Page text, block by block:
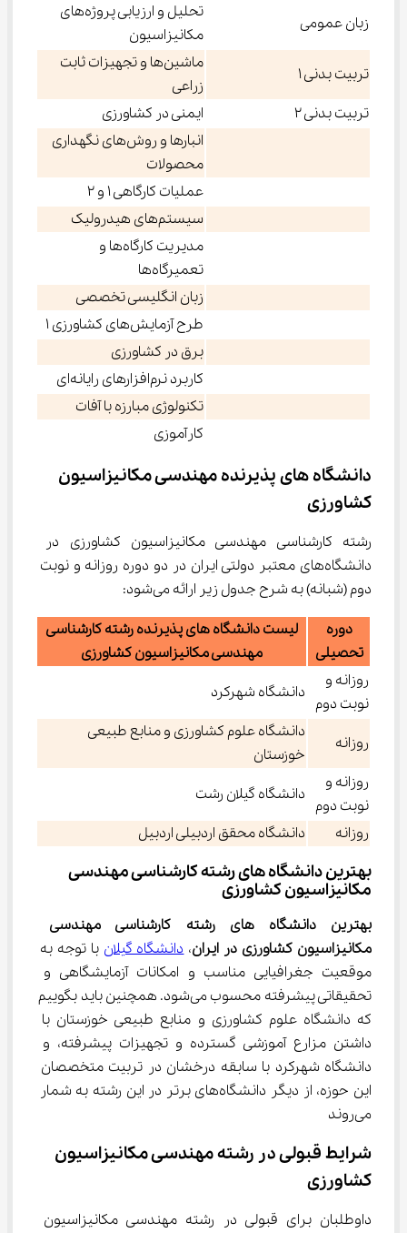
زبان عمومی
تحلیل و ارزیابی پروژه‌های
مکانیزاسیون
تربیت بدنی 1
ماشین‌ها و تجهیزات ثابت
زراعی
تربیت بدنی 2
ایمنی در کشاورزی
انبارها و روش‌های نگهداری
محصولات
عملیات کارگاهی 1 و 2
سیستم‌های هیدرولیک
مدیریت کارگاه‌ها و
تعمیرگاه‌ها
زبان انگلیسی تخصصی
طرح آزمایش‌های کشاورزی 1
برق در کشاورزی
کاربرد نرم‌افزارهای رایانه‌ای
تکنولوژی مبارزه با آفات
کارآموزی
دانشگاه های پذیرنده مهندسی مکانیزاسیون
کشاورزی
رشته کارشناسی مهندسی مکانیزاسیون کشاورزی در
دانشگاه‌های معتبر دولتی ایران در دو دوره روزانه و نوبت
دوم (شبانه) به شرح جدول زیر ارائه می‌شود:
دوره
تحصیلی
لیست دانشگاه های پذیرنده رشته کارشناسی
مهندسی مکانیزاسیون کشاورزی
روزانه و
نوبت دوم
دانشگاه شهرکرد
روزانه
دانشگاه علوم کشاورزی و منابع طبیعی
خوزستان
روزانه و
نوبت دوم
دانشگاه گیلان رشت
روزانه
دانشگاه محقق اردبیلی اردبیل
بهترین دانشگاه‌ های رشته کارشناسی مهندسی
مکانیزاسیون کشاورزی
بهترین دانشگاه های رشته کارشناسی مهندسی
مکانیزاسیون کشاورزی در ایران، دانشگاه گیلان با توجه به
موقعیت جغرافیایی مناسب و امکانات آزمایشگاهی و
تحقیقاتی پیشرفته محسوب می‌شود. همچنین باید بگوییم
که دانشگاه علوم کشاورزی و منابع طبیعی خوزستان با
داشتن مزارع آموزشی گسترده و تجهیزات پیشرفته، و
دانشگاه شهرکرد با سابقه درخشان در تربیت متخصصان
این حوزه، از دیگر دانشگاه‌های برتر در این رشته به شمار
می‌روند
شرایط قبولی در رشته مهندسی مکانیزاسیون
کشاورزی
داوطلبان برای قبولی در رشته مهندسی مکانیزاسیون